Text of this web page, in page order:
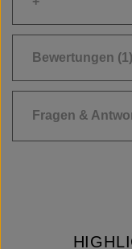
Bewertungen (1)
Fragen &